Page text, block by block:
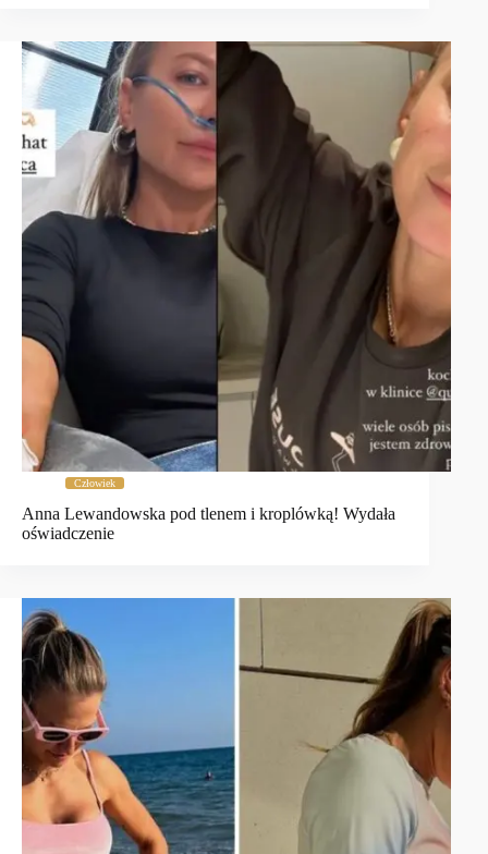
Człowiek
Anna Lewandowska pod tlenem i kroplówką! Wydała
oświadczenie